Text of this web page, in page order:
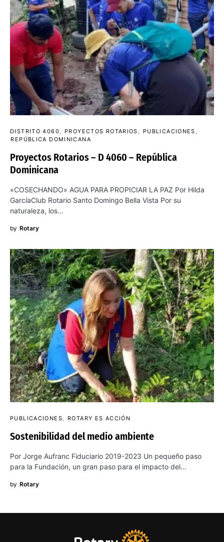
DISTRITO 4060 PROYECTOS ROTARIOS
PUBLICACIONES
REPÚBLICA DOMINICANA
Proyectos Rotarios – D 4060 – República
Dominicana
«COSECHANDO» AGUA PARA PROPICIAR LA PAZ Por Hilda
GarcíaClub Rotario Santo Domingo Bella Vista Por su
naturaleza, los…
by Rotary
PUBLICACIONES ROTARY ES ACCIÓN
Sostenibilidad del medio ambiente
Por Jorge Aufranc Fiduciario 2019-2023 Un pequeño paso
para la Fundación, un gran paso para el impacto del…
by Rotary